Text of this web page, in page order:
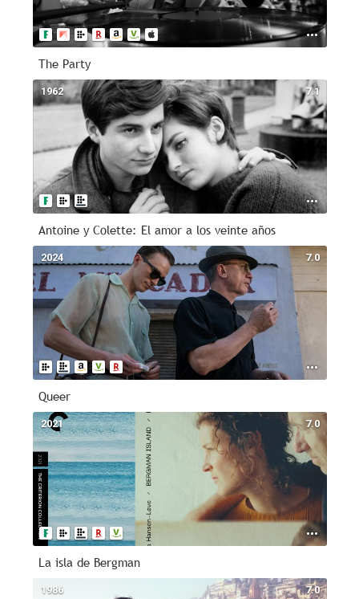
The Party
7.1
1962
Antoine y Colette: El amor a los veinte años
7.0
2024
Queer
7.0
2021
La isla de Bergman
7.0
1986